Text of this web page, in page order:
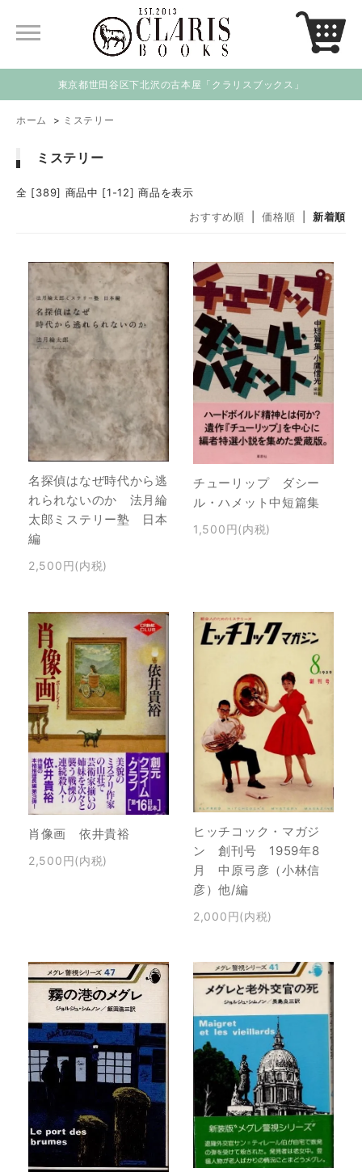
東京都世田谷区下北沢の古本屋「クラリスブックス」
ホーム > ミステリー
ミステリー
全 [389] 商品中 [1-12] 商品を表示
おすすめ順
価格順 新着順
名探偵はなぜ時代から逃
れられないのか 法月綸
太郎ミステリー塾 日本
編
2,500円(内税)
チューリップ ダシー
ル・ハメット中短篇集
1,500円(内税)
肖像画 依井貴裕
2,500円(内税)
ヒッチコック・マガジ
ン 創刊号 1959年8
月 中原弓彦（小林信
彦）他/編
2,000円(内税)